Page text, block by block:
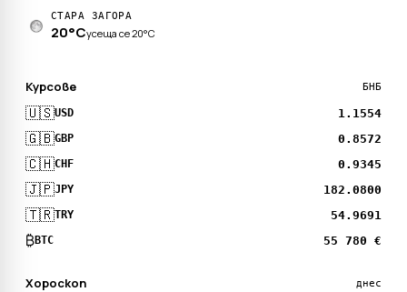
СТАРА ЗАГОРА
20°Cусеща се 20°C
Курсове БНБ
🇺🇸USD 1.1554
🇬🇧GBP 0.8572
🇨🇭CHF 0.9345
🇯🇵JPY 182.0800
🇹🇷TRY 54.9691
₿BTC 55 780 €
Хороскоп днес